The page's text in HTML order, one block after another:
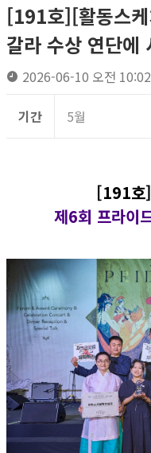
[191호][활동스
갈라 수상 연단에
2026-06-10 오전
기간 5월
[191호
제6회 프라이